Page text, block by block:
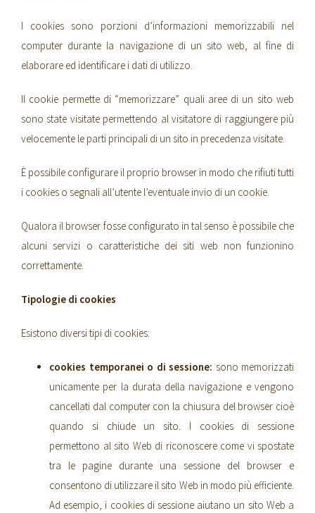
I cookies sono porzioni d’informazioni memorizzabili nel
computer durante la navigazione di un sito web, al fine di
elaborare ed identificare i dati di utilizzo.
Il cookie permette di “memorizzare” quali aree di un sito web
sono state visitate permettendo al visitatore di raggiungere più
velocemente le parti principali di un sito in precedenza visitate.
È possibile configurare il proprio browser in modo che rifiuti tutti
i cookies o segnali all’utente l’eventuale invio di un cookie.
Qualora il browser fosse configurato in tal senso è possibile che
alcuni servizi o caratteristiche dei siti web non funzionino
correttamente.
Tipologie di cookies
Esistono diversi tipi di cookies:
cookies temporanei o di sessione: sono memorizzati
unicamente per la durata della navigazione e vengono
cancellati dal computer con la chiusura del browser cioè
quando si chiude un sito. I cookies di sessione
permettono al sito Web di riconoscere come vi spostate
tra le pagine durante una sessione del browser e
consentono di utilizzare il sito Web in modo più efficiente.
Ad esempio, i cookies di sessione aiutano un sito Web a